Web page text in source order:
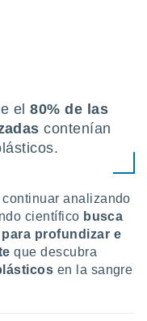
el80% de las
contenían
analizando
científico busca
profundizar e
que descubra
en la sangre